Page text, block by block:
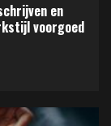
en
voorgoed